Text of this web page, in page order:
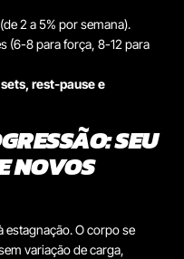
(de 2 a 5% por semana).
(6-8 para força, 8-12 para
rest-pause e
SEU
NOVOS
estagnação. O corpo se
variação de carga,